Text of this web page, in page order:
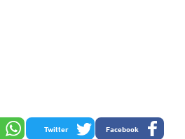
Facebook
Twitter